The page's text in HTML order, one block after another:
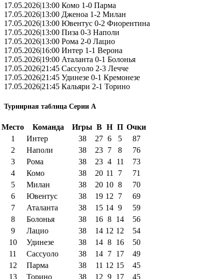
17.05.2026|13:00 Комо 1-0 Парма
17.05.2026|13:00 Дженоа 1-2 Милан
17.05.2026|13:00 Ювентус 0-2 Фиорентина
17.05.2026|13:00 Пиза 0-3 Наполи
17.05.2026|13:00 Рома 2-0 Лацио
17.05.2026|16:00 Интер 1-1 Верона
17.05.2026|19:00 Аталанта 0-1 Болонья
17.05.2026|21:45 Сассуоло 2-3 Лечче
17.05.2026|21:45 Удинезе 0-1 Кремонезе
17.05.2026|21:45 Кальяри 2-1 Торино
Турнирная таблица Серии А
Место Команда Игры В Н П Очки
1
Интер 38 27 6 5
87
2
Наполи 38 23 7 8
76
3
Рома 38 23 4 11
73
4
Комо 38 20 11 7
71
5
Милан 38 20 10 8
70
6
Ювентус 38 19 12 7
69
7
Аталанта 38 15 14 9
59
8
Болонья 38 16 8 14
56
9
Лацио 38 14 12 12
54
10
Удинезе 38 14 8 16
50
11
Сассуоло 38 14 7 17
49
12
Парма 38 11 12 15
45
13
Торино 38 12 9 17
45